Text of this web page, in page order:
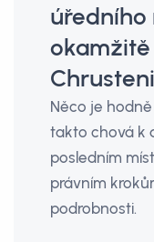
úředního
okamžitě
Něco je
takto chová k
posledním
právním
podrobnosti.